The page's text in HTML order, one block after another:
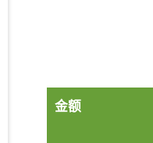
金额